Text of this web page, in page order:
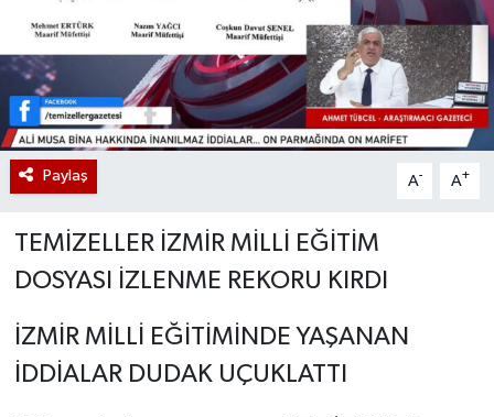
Paylaş A- A+
TEMİZELLER İZMİR MİLLİ EĞİTİM
DOSYASI İZLENME REKORU KIRDI
İZMİR MİLLİ EĞİTİMİNDE YAŞANAN
İDDİALAR DUDAK UÇUKLATTI